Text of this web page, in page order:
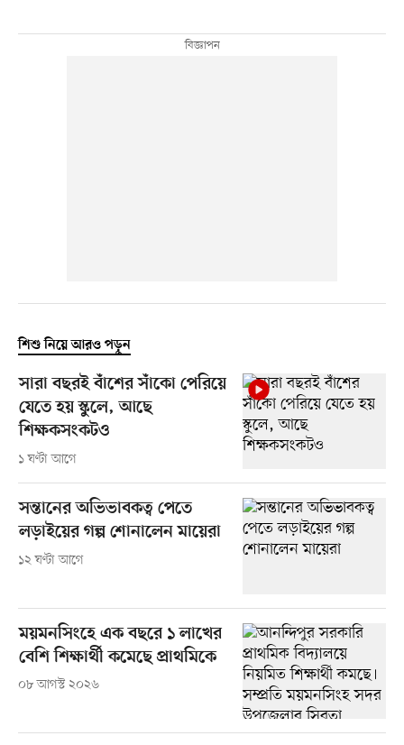
শিশু নিয়ে আরও পড়ুন
সারা বছরই বাঁশের সাঁকো পেরিয়ে
যেতে হয় স্কুলে, আছে
শিক্ষকসংকটও
১ ঘণ্টা আগে
সন্তানের অভিভাবকত্ব পেতে
লড়াইয়ের গল্প শোনালেন মায়েরা
১২ ঘণ্টা আগে
ময়মনসিংহে এক বছরে ১ লাখের
বেশি শিক্ষার্থী কমেছে প্রাথমিকে
০৮ আগস্ট ২০২৬